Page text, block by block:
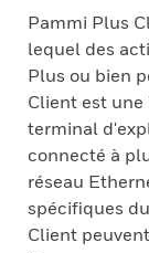
Pammi Plus
lequel des
Plus ou bien
Client est
terminal
connecté à
réseau
spécifiques
Client